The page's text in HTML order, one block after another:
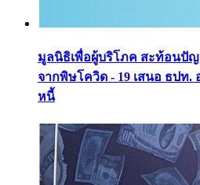
มูลนิธิเพื่อผู้บริโภค สะท้อนปัญ
จากพิษโควิด - 19 เสนอ ธปท.
หนี้